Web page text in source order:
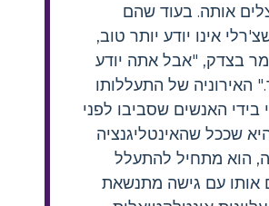
אותה. בעוד שהם
אינו יודע יותר טוב,
בצדק, "אבל אתה יודע
האירוניה של התעללותו
בידי האנשים שסביבו לפני
שככל שהאינטליגנציה
הוא מתחיל להתעלל
אותו עם גישה מתנשאת